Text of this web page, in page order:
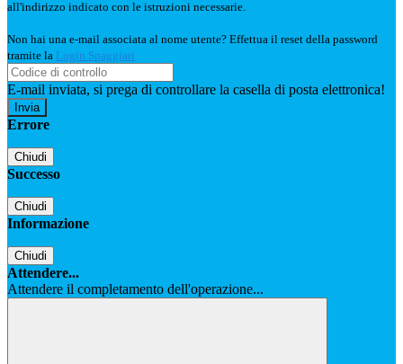
all'indirizzo indicato con le istruzioni necessarie.
Non hai una e-mail associata al nome utente? Effettua il reset della password
tramite la Login Spaggiari
E-mail inviata, si prega di controllare la casella di posta elettronica!
Errore
Chiudi
Successo
Chiudi
Informazione
Chiudi
Attendere...
Attendere il completamento dell'operazione...